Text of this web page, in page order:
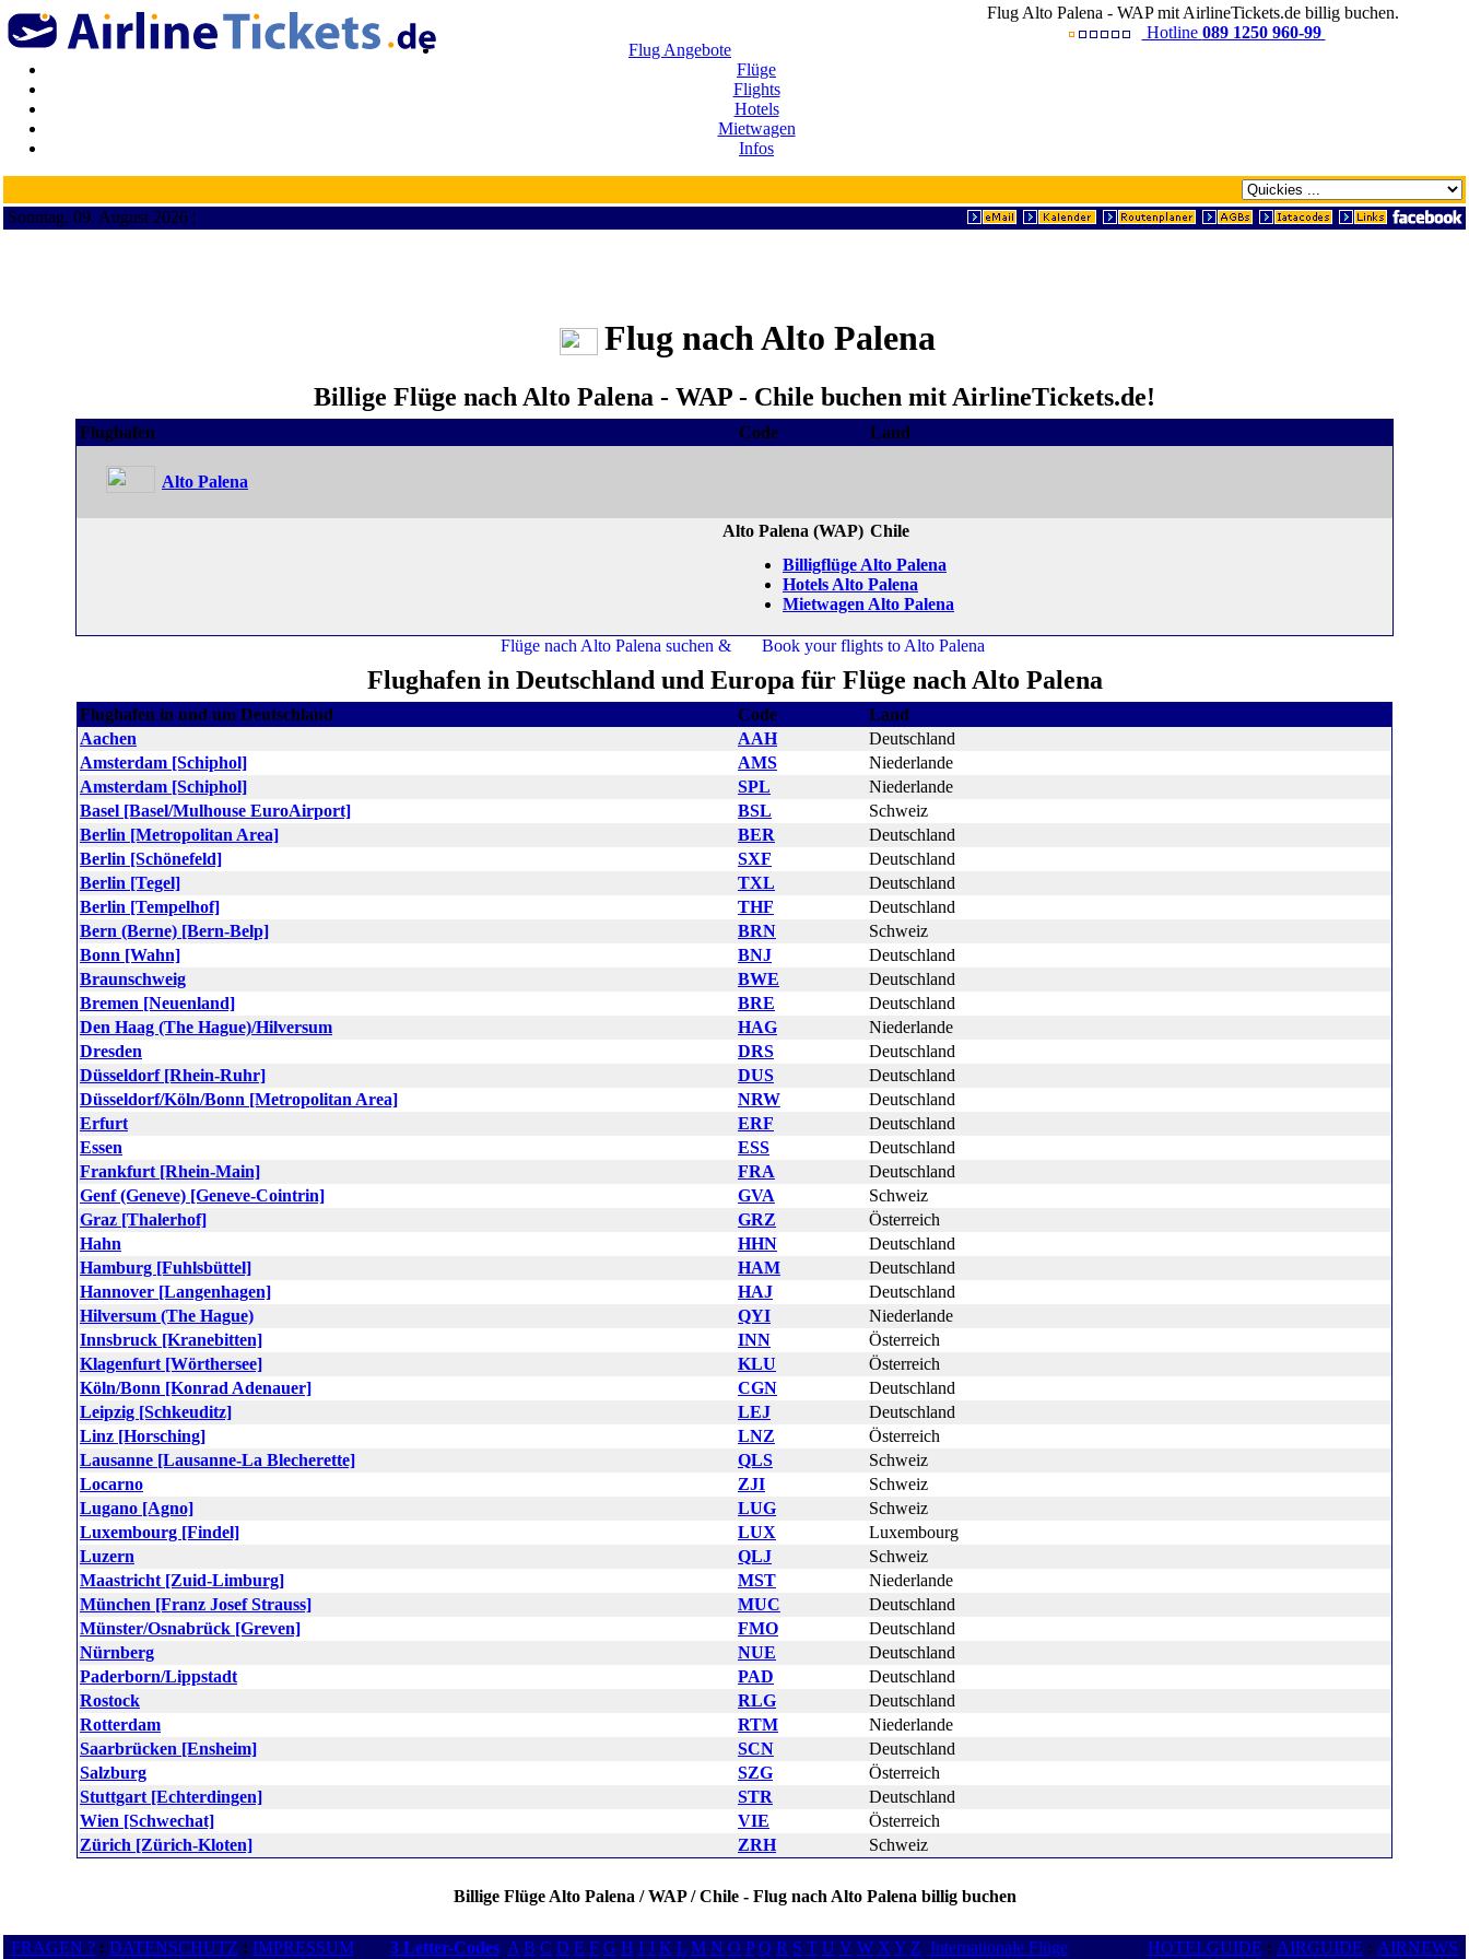
Flug Alto Palena - WAP mit AirlineTickets.de billig buchen.
Hotline 089 1250 960-99
Flug Angebote
Flüge
Flights
Hotels
Mietwagen
Infos
Sonntag, 09. August 2026 ¦
Flug nach Alto Palena
Billige Flüge nach Alto Palena - WAP - Chile buchen mit AirlineTickets.de!
Flughafen Code Land
Alto Palena
Alto Palena (WAP) Chile
Billigflüge Alto Palena
Hotels Alto Palena
Mietwagen Alto Palena
Flughafen in Deutschland und Europa für Flüge nach Alto Palena
Flughafen in und um Deutschland Code
Land
Aachen
AAH
Deutschland
Amsterdam [Schiphol]
AMS
Niederlande
Amsterdam [Schiphol]
SPL
Niederlande
Basel [Basel/Mulhouse EuroAirport]
BSL
Schweiz
Berlin [Metropolitan Area]
BER
Deutschland
Berlin [Schönefeld]
SXF
Deutschland
Berlin [Tegel]
TXL
Deutschland
Berlin [Tempelhof]
THF
Deutschland
Bern (Berne) [Bern-Belp]
BRN
Schweiz
Bonn [Wahn]
BNJ
Deutschland
Braunschweig
BWE
Deutschland
Bremen [Neuenland]
BRE
Deutschland
Den Haag (The Hague)/Hilversum
HAG
Niederlande
Dresden
DRS
Deutschland
Düsseldorf [Rhein-Ruhr]
DUS
Deutschland
Düsseldorf/Köln/Bonn [Metropolitan Area]
NRW
Deutschland
Erfurt
ERF
Deutschland
Essen
ESS
Deutschland
Frankfurt [Rhein-Main]
FRA
Deutschland
Genf (Geneve) [Geneve-Cointrin]
GVA
Schweiz
Graz [Thalerhof]
GRZ
Österreich
Hahn
HHN
Deutschland
Hamburg [Fuhlsbüttel]
HAM
Deutschland
Hannover [Langenhagen]
HAJ
Deutschland
Hilversum (The Hague)
QYI
Niederlande
Innsbruck [Kranebitten]
INN
Österreich
Klagenfurt [Wörthersee]
KLU
Österreich
Köln/Bonn [Konrad Adenauer]
CGN
Deutschland
Leipzig [Schkeuditz]
LEJ
Deutschland
Linz [Horsching]
LNZ
Österreich
Lausanne [Lausanne-La Blecherette]
QLS
Schweiz
Locarno
ZJI
Schweiz
Lugano [Agno]
LUG
Schweiz
Luxembourg [Findel]
LUX
Luxembourg
Luzern
QLJ
Schweiz
Maastricht [Zuid-Limburg]
MST
Niederlande
München [Franz Josef Strauss]
MUC
Deutschland
Münster/Osnabrück [Greven]
FMO
Deutschland
Nürnberg
NUE
Deutschland
Paderborn/Lippstadt
PAD
Deutschland
Rostock
RLG
Deutschland
Rotterdam
RTM
Niederlande
Saarbrücken [Ensheim]
SCN
Deutschland
Salzburg
SZG
Österreich
Stuttgart [Echterdingen]
STR
Deutschland
Wien [Schwechat]
VIE
Österreich
Zürich [Zürich-Kloten]
ZRH Schweiz
Billige Flüge Alto Palena / WAP / Chile - Flug nach Alto Palena billig buchen
FRAGEN ? : DATENSCHUTZ : IMPRESSUM 3 Letter-Codes A B C D E F G H I J K L M N O P Q R S T U V W X Y Z Internationale Flüge HOTELGUIDE : AIRGUIDE : AIRNEWS